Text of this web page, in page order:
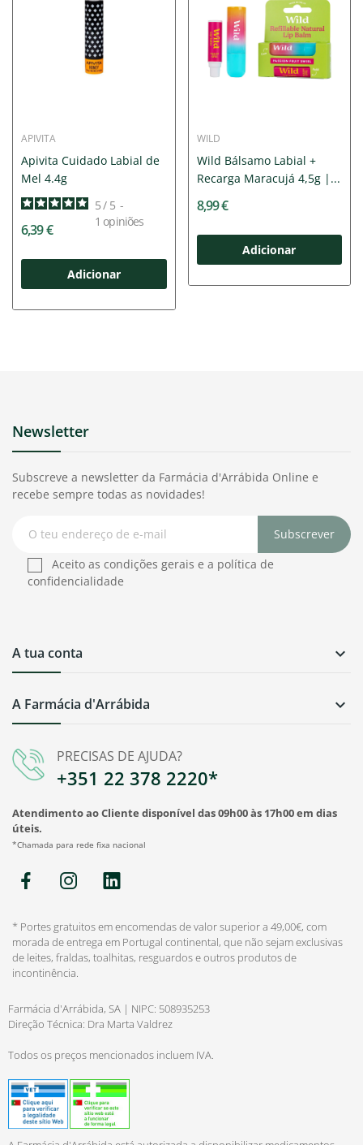
APIVITA
Apivita Cuidado Labial de
Mel 4.4g
5/ 5 -
1 opiniões
6,39 €
Adicionar
WILD
Wild Bálsamo Labial +
Recarga Maracujá 4,5g |...
8,99 €
Adicionar
PRECISAS DE AJUDA?
+351 22 378 2220*
Atendimento ao Cliente disponível das 09h00 às 17h00 em dias
úteis.
*Chamada para rede fixa nacional
A Farmácia d'Arrábida 
A tua conta 
Newsletter
Subscreve a newsletter da Farmácia d'Arrábida Online e
recebe sempre todas as novidades!
Subscrever
Aceito as condições gerais e a política de
confidencialidade
* Portes gratuitos em encomendas de valor superior a 49,00€, com
morada de entrega em Portugal continental, que não sejam exclusivas
de leites, fraldas, toalhitas, resguardos e outros produtos de
incontinência.
Farmácia d'Arrábida, SA | NIPC: 508935253
Direção Técnica: Dra Marta Valdrez
Todos os preços mencionados incluem IVA.